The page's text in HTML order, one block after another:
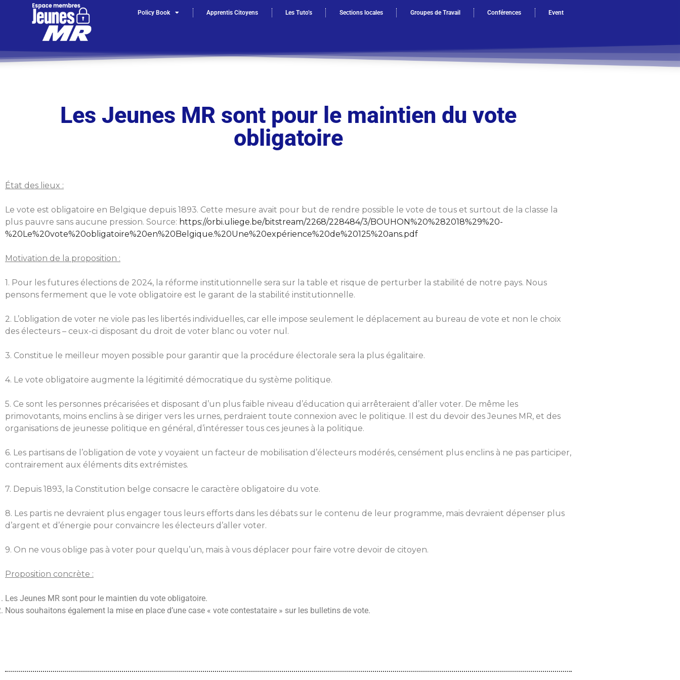
Policy Book Apprentis Citoyens Les Tuto’s Sections locales Groupes de Travail Conférences Event
Les Jeunes MR sont pour le maintien du vote
obligatoire
État des lieux :
Le vote est obligatoire en Belgique depuis 1893. Cette mesure avait pour but de rendre possible le vote de tous et surtout de la classe la
plus pauvre sans aucune pression. Source: https://orbi.uliege.be/bitstream/2268/228484/3/BOUHON%20%282018%29%20-
%20Le%20vote%20obligatoire%20en%20Belgique.%20Une%20expérience%20de%20125%20ans.pdf
Motivation de la proposition :
1. Pour les futures élections de 2024, la réforme institutionnelle sera sur la table et risque de perturber la stabilité de notre pays. Nous
pensons fermement que le vote obligatoire est le garant de la stabilité institutionnelle.
2. L’obligation de voter ne viole pas les libertés individuelles, car elle impose seulement le déplacement au bureau de vote et non le choix
des électeurs – ceux-ci disposant du droit de voter blanc ou voter nul.
3. Constitue le meilleur moyen possible pour garantir que la procédure électorale sera la plus égalitaire.
4. Le vote obligatoire augmente la légitimité démocratique du système politique.
5. Ce sont les personnes précarisées et disposant d’un plus faible niveau d’éducation qui arrêteraient d’aller voter. De même les
primovotants, moins enclins à se diriger vers les urnes, perdraient toute connexion avec le politique. Il est du devoir des Jeunes MR, et des
organisations de jeunesse politique en général, d’intéresser tous ces jeunes à la politique.
6. Les partisans de l’obligation de vote y voyaient un facteur de mobilisation d’électeurs modérés, censément plus enclins à ne pas participer,
contrairement aux éléments dits extrémistes.
7. Depuis 1893, la Constitution belge consacre le caractère obligatoire du vote.
8. Les partis ne devraient plus engager tous leurs efforts dans les débats sur le contenu de leur programme, mais devraient dépenser plus
d’argent et d’énergie pour convaincre les électeurs d’aller voter.
9. On ne vous oblige pas à voter pour quelqu’un, mais à vous déplacer pour faire votre devoir de citoyen.
Proposition concrète :
Les Jeunes MR sont pour le maintien du vote obligatoire.
Nous souhaitons également la mise en place d’une case « vote contestataire » sur les bulletins de vote.